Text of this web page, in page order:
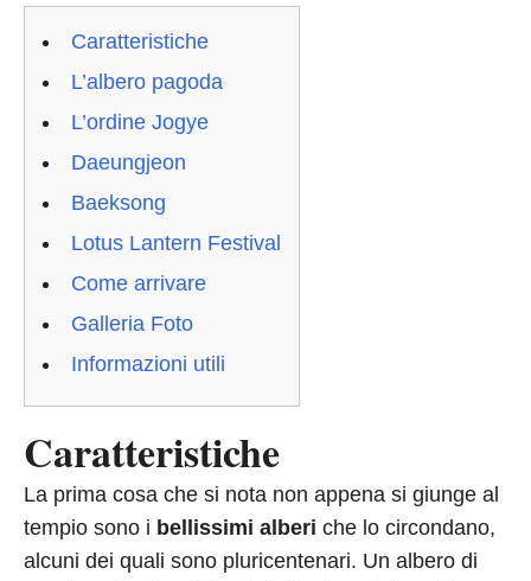
Caratteristiche
L’albero pagoda
L’ordine Jogye
Daeungjeon
Baeksong
Lotus Lantern Festival
Come arrivare
Galleria Foto
Informazioni utili
Caratteristiche
La prima cosa che si nota non appena si giunge al
tempio sono i bellissimi alberi che lo circondano,
alcuni dei quali sono pluricentenari. Un albero di